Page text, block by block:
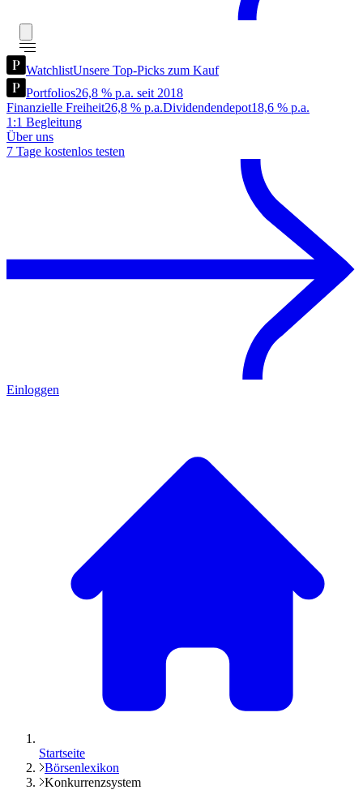
WatchlistUnsere Top-Picks zum Kauf
Portfolios26,8 % p.a. seit 2018
Finanzielle Freiheit26,8 % p.a.Dividendendepot18,6 % p.a.
1:1 Begleitung
Über uns
7 Tage kostenlos testen
Einloggen
Startseite
Börsenlexikon
Konkurrenzsystem